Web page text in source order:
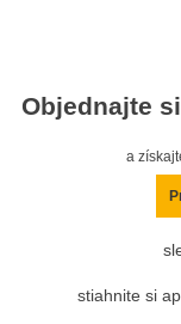
Objednajte
a
stiahnite si